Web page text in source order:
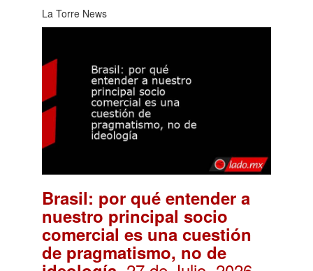
La Torre News
Brasil: por qué entender a
nuestro principal socio
comercial es una cuestión
de pragmatismo, no de